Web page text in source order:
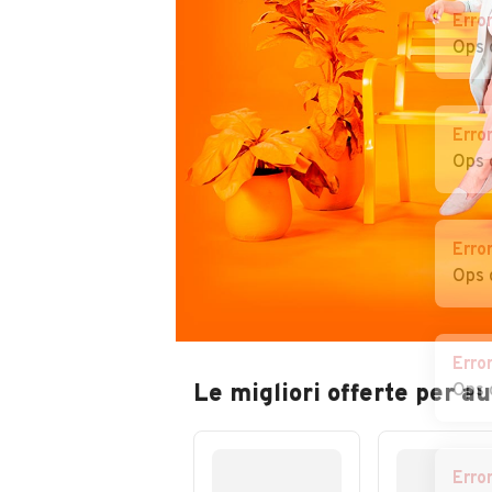
Le migliori offerte per
Error
Ops
Error
Ops
Error
Ops
Error
Ops
Error